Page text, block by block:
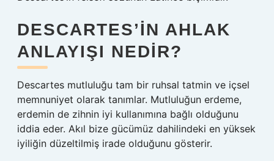
DESCARTES’IN AHLAK
ANLAYIŞI NEDIR?
Descartes mutluluğu tam bir ruhsal tatmin ve içsel
memnuniyet olarak tanımlar. Mutluluğun erdeme,
erdemin de zihnin iyi kullanımına bağlı olduğunu
iddia eder. Akıl bize gücümüz dahilindeki en yüksek
iyiliğin düzeltilmiş irade olduğunu gösterir.